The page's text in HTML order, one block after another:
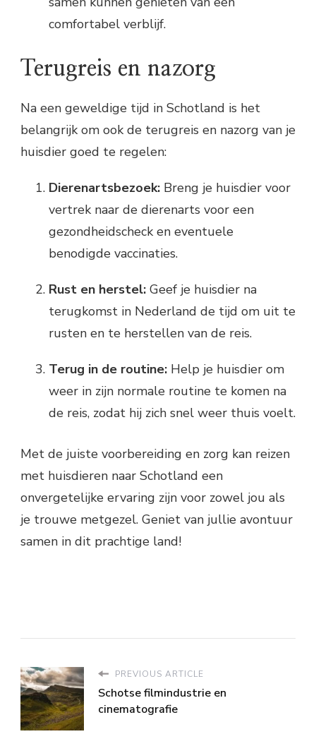
comfortabel verblijf.
Terugreis en nazorg
Na een geweldige tijd in Schotland is het
belangrijk om ook de terugreis en nazorg van je
huisdier goed te regelen:
Dierenartsbezoek: Breng je huisdier voor
vertrek naar de dierenarts voor een
gezondheidscheck en eventuele
benodigde vaccinaties.
Rust en herstel: Geef je huisdier na
terugkomst in Nederland de tijd om uit te
rusten en te herstellen van de reis.
Terug in de routine: Help je huisdier om
weer in zijn normale routine te komen na
de reis, zodat hij zich snel weer thuis voelt.
Met de juiste voorbereiding en zorg kan reizen
met huisdieren naar Schotland een
onvergetelijke ervaring zijn voor zowel jou als
je trouwe metgezel. Geniet van jullie avontuur
samen in dit prachtige land!
PREVIOUS ARTICLE
Schotse filmindustrie en
cinematografie